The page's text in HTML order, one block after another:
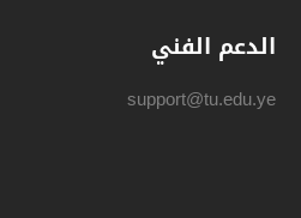
الدعم الفني
support@tu.edu.ye